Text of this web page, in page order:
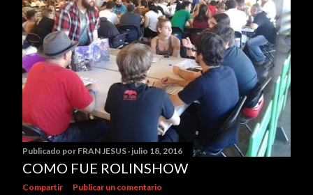
Publicado por FRAN JESUS julio 18, 2016
COMO FUE ROLINSHOW
Compartir Publicar un comentario